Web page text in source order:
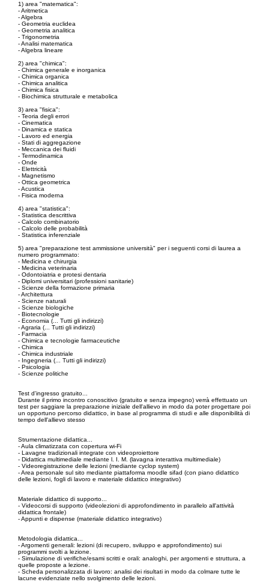
1) area "matematica":
- Aritmetica
- Algebra
- Geometria euclidea
- Geometria analitica
- Trigonometria
- Analisi matematica
- Algebra lineare
2) area "chimica":
- Chimica generale e inorganica
- Chimica organica
- Chimica analitica
- Chimica fisica
- Biochimica strutturale e metabolica
3) area "fisica":
- Teoria degli errori
- Cinematica
- Dinamica e statica
- Lavoro ed energia
- Stati di aggregazione
- Meccanica dei fluidi
- Termodinamica
- Onde
- Elettricità
- Magnetismo
- Ottica geometrica
- Acustica
- Fisica moderna
4) area "statistica":
- Statistica descrittiva
- Calcolo combinatorio
- Calcolo delle probabilità
- Statistica inferenziale
5) area "preparazione test ammissione università" per i seguenti corsi di laurea a
numero programmato:
- Medicina e chirurgia
- Medicina veterinaria
- Odontoiatria e protesi dentaria
- Diplomi universitari (professioni sanitarie)
- Scienze della formazione primaria
- Architettura
- Scienze naturali
- Scienze biologiche
- Biotecnologie
- Economia (... Tutti gli indirizzi)
- Agraria (... Tutti gli indirizzi)
- Farmacia
- Chimica e tecnologie farmaceutiche
- Chimica
- Chimica industriale
- Ingegneria (... Tutti gli indirizzi)
- Psicologia
- Scienze politiche
Test d'ingresso gratuito...
Durante il primo incontro conoscitivo (gratuito e senza impegno) verrà effettuato un
test per saggiare la preparazione iniziale dell'allievo in modo da poter progettare poi
un opportuno percorso didattico, in base al programma di studi e alle disponibilità di
tempo dell'allievo stesso
Strumentazione didattica...
- Aula climatizzata con copertura wi-Fi
- Lavagne tradizionali integrate con videoproiettore
- Didattica multimediale mediante l. I. M. (lavagna interattiva multimediale)
- Videoregistrazione delle lezioni (mediante cyclop system)
- Area personale sul sito mediante piattaforma moodle sifad (con piano didattico
delle lezioni, fogli di lavoro e materiale didattico integrativo)
Materiale didattico di supporto...
- Videocorsi di supporto (videolezioni di approfondimento in parallelo all'attività
didattica frontale)
- Appunti e dispense (materiale didattico integrativo)
Metodologia didattica...
- Argomenti generali: lezioni (di recupero, sviluppo e approfondimento) sui
programmi svolti a lezione.
- Simulazione di verifiche/esami scritti e orali: analoghi, per argomenti e struttura, a
quelle proposte a lezione.
- Scheda personalizzata di lavoro: analisi dei risultati in modo da colmare tutte le
lacune evidenziate nello svolgimento delle lezioni.